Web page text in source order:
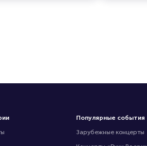
Популярные события
Зарубежные концерты